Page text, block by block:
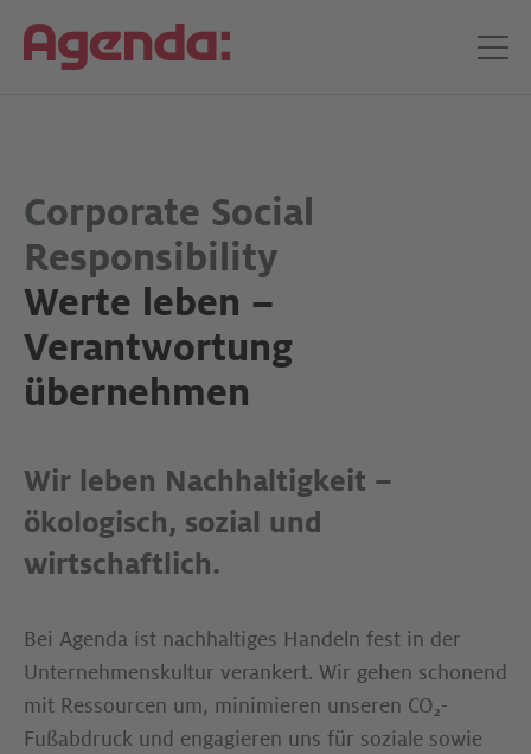
Corporate Social
Responsibility
Werte leben –
Verantwortung
übernehmen
Wir leben Nachhaltigkeit –
ökologisch, sozial und
wirtschaftlich.
Bei Agenda ist nachhaltiges Handeln fest in der
Unternehmens­kultur verankert. Wir gehen schonend
mit Ressourcen um, minimieren unseren CO₂-
Fußabdruck und engagieren uns für soziale sowie